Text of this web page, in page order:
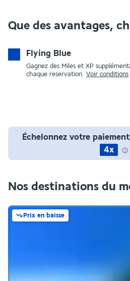
Que des avantages,
Flying Blue
Gagnez des Miles et XP
chaque reservation. Voir conditions
Échelonnez votre
4x
Nos destinations du
Prix en baisse